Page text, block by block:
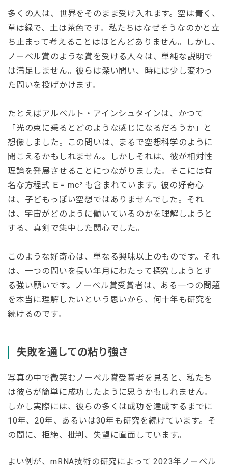
多くの人は、世界をそのまま受け入れます。空は青く、
草は緑で、土は茶色です。私たちはなぜそうなのかと立
ち止まって考えることはほとんどありません。しかし、
ノーベル賞のような賞を受ける人々は、単純な説明で
は満足しません。彼らは深い問い、時には少し変わっ
た問いを投げかけます。
たとえばアルベルト・アインシュタインは、かつて
「光の束に乗るとどのような感じになるだろうか」と
想像しました。この問いは、まるで空想科学のように
聞こえるかもしれません。しかしそれは、彼が相対性
理論を発展させることにつながりました。そこには有
名な方程式 E = mc² も含まれています。彼の好奇心
は、子どもっぽい空想ではありませんでした。それ
は、宇宙がどのように働いているのかを理解しようと
する、真剣で集中した関心でした。
このような好奇心は、単なる興味以上のものです。それ
は、一つの問いを長い年月にわたって探究しようとす
る強い願いです。ノーベル賞受賞者は、ある一つの問題
を本当に理解したいという思いから、何十年も研究を
続けるのです。
失敗を通しての粘り強さ
写真の中で微笑むノーベル賞受賞者を見ると、私たち
は彼らが簡単に成功したように思うかもしれません。
しかし実際には、彼らの多くは成功を達成するまでに
10年、20年、あるいは30年も研究を続けています。そ
の間に、拒絶、批判、失望に直面しています。
よい例が、mRNA技術の研究によって 2023年ノーベル